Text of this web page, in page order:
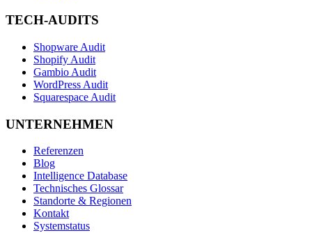
TECH-AUDITS
Shopware Audit
Shopify Audit
Gambio Audit
WordPress Audit
Squarespace Audit
UNTERNEHMEN
Referenzen
Blog
Intelligence Database
Technisches Glossar
Standorte & Regionen
Kontakt
Systemstatus